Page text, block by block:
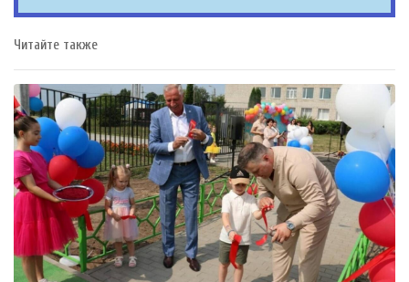
Читайте также